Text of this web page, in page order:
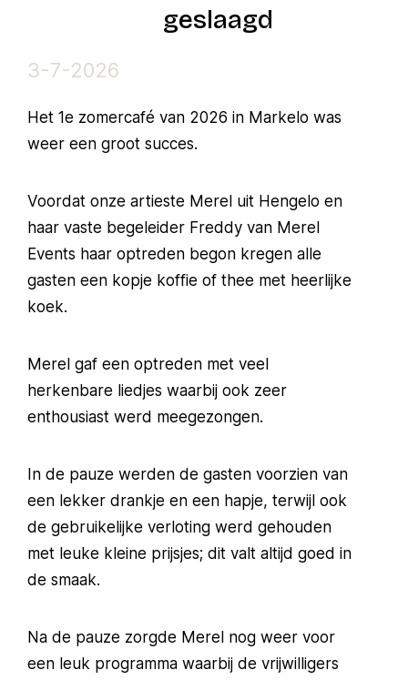
geslaagd
3-7-2026
Het 1e zomercafé van 2026 in Markelo was
weer een groot succes.
Voordat onze artieste Merel uit Hengelo en
haar vaste begeleider Freddy van Merel
Events haar optreden begon kregen alle
gasten een kopje koffie of thee met heerlijke
koek.
Merel gaf een optreden met veel
herkenbare liedjes waarbij ook zeer
enthousiast werd meegezongen.
In de pauze werden de gasten voorzien van
een lekker drankje en een hapje, terwijl ook
de gebruikelijke verloting werd gehouden
met leuke kleine prijsjes; dit valt altijd goed in
de smaak.
Na de pauze zorgde Merel nog weer voor
een leuk programma waarbij de vrijwilligers